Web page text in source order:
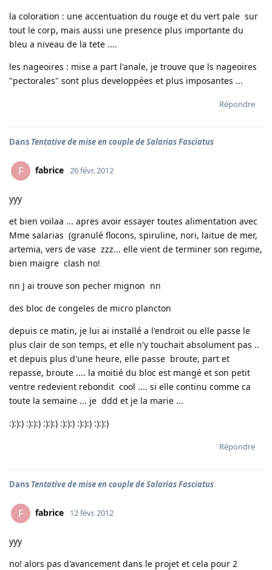
la coloration : une accentuation du rouge et du vert pale sur
tout le corp, mais aussi une presence plus importante du
bleu a niveau de la tete ....
les nageoires : mise a part l'anale, je trouve que ls nageoires
"pectorales" sont plus developpées et plus imposantes ...
Répondre
Dans Tentative de mise en couple de Salarias Fasciatus
F fabrice 26 févr. 2012
yyy
et bien voilaa ... apres avoir essayer toutes alimentation avec
Mme salarias (granulé flocons, spiruline, nori, laitue de mer,
artemia, vers de vase zzz... elle vient de terminer son regime,
bien maigre clash no!
nn J ai trouve son pecher mignon nn
des bloc de congeles de micro plancton
depuis ce matin, je lui ai installé a l'endroit ou elle passe le
plus clair de son temps, et elle n'y touchait absolument pas ..
et depuis plus d'une heure, elle passe broute, part et
repasse, broute .... la moitié du bloc est mangé et son petit
ventre redevient rebondit cool .... si elle continu comme ca
toute la semaine ... je ddd et je la marie ...
:):):) :):):) :):):) :):):) :):):) :):):)
Répondre
Dans Tentative de mise en couple de Salarias Fasciatus
F fabrice 12 févr. 2012
yyy
no! alors pas d'avancement dans le projet et cela pour 2